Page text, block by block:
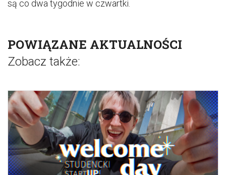
są co dwa tygodnie w czwartki.
POWIĄZANE AKTUALNOŚCI
Zobacz także: